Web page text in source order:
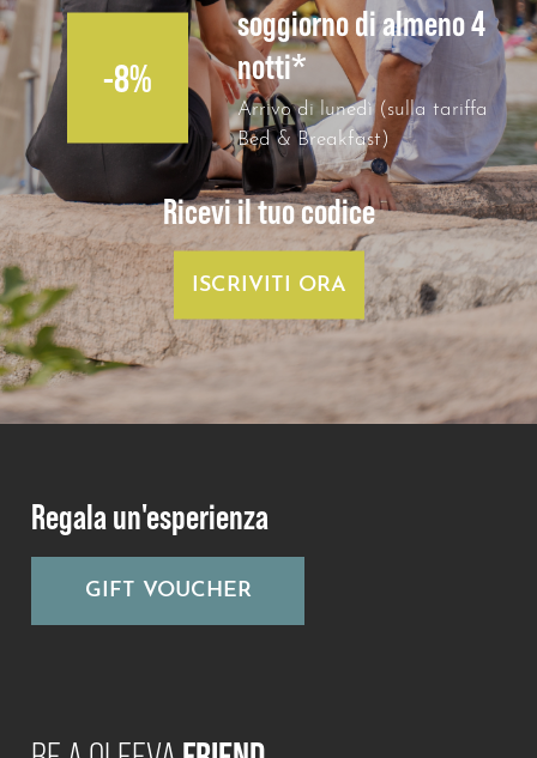
-8%
soggiorno di almeno 4
notti*
Arrivo di lunedì (sulla tariffa
Bed & Breakfast)
Ricevi il tuo codice
ISCRIVITI ORA
Regala un'esperienza
GIFT VOUCHER